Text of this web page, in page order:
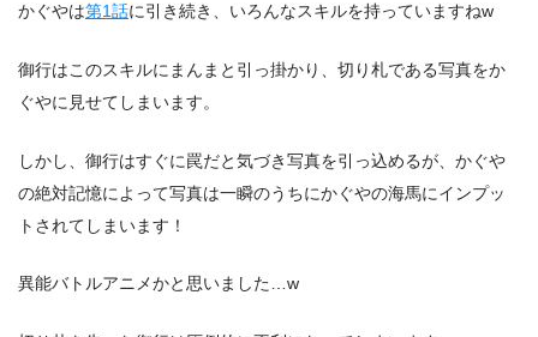
かぐやは第1話に引き続き、いろんなスキルを持っていますねw
御行はこのスキルにまんまと引っ掛かり、切り札である写真をか
ぐやに見せてしまいます。
しかし、御行はすぐに罠だと気づき写真を引っ込めるが、かぐや
の絶対記憶によって写真は一瞬のうちにかぐやの海馬にインプッ
トされてしまいます！
異能バトルアニメかと思いました…w